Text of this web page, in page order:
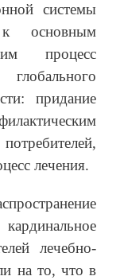
системы
к основным
процесс
придание
лечения.
лечебно-
на то, что в